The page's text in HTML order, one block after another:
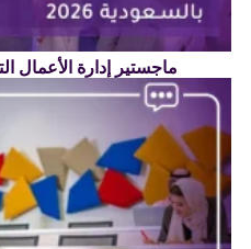
ماجستير إدارة الأعمال